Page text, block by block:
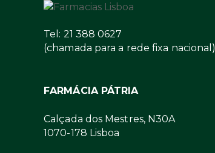
Tel: 21 388 0627
(chamada para a rede fixa nacional)
FARMÁCIA PÁTRIA
Calçada dos Mestres, N30A
1070-178 Lisboa